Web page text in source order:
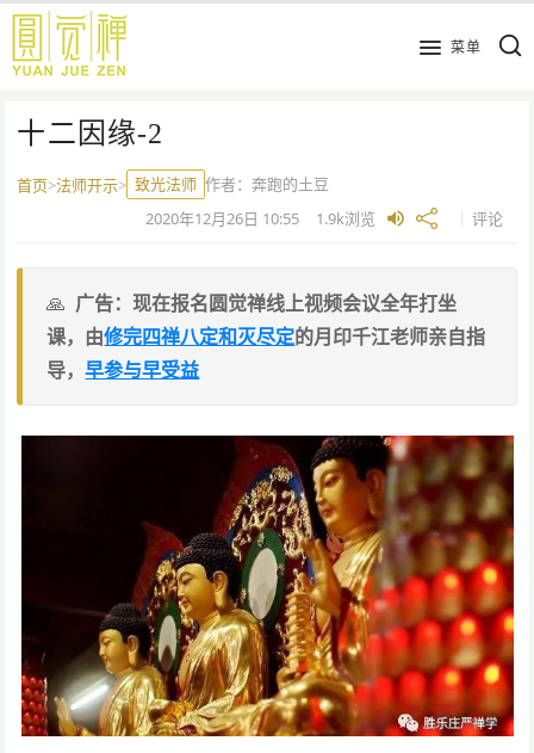
跳
主
菜单
十二因缘-2
首页>法师开示> 致光法师 作者：奔跑的土豆
2020年12月26日 10:55 1.9k浏览 评论
广告：现在报名圆觉禅线上视频会议全年打坐
课，由修完四禅八定和灭尽定的月印千江老师亲自指
导，早参与早受益